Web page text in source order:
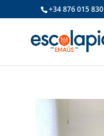
+34 876 015 830